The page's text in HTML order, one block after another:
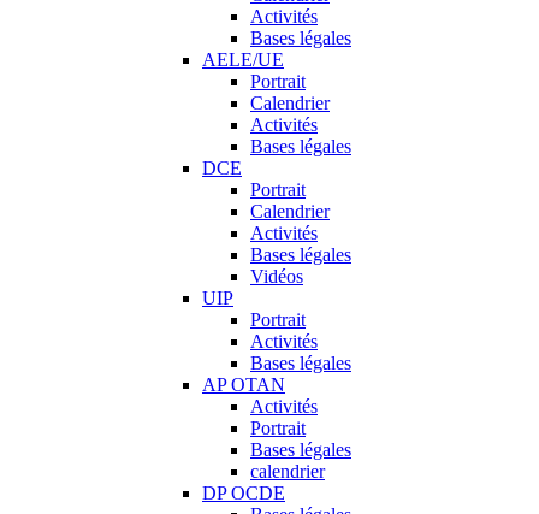
Activités
Bases légales
AELE/UE
Portrait
Calendrier
Activités
Bases légales
DCE
Portrait
Calendrier
Activités
Bases légales
Vidéos
UIP
Portrait
Activités
Bases légales
AP OTAN
Activités
Portrait
Bases légales
calendrier
DP OCDE